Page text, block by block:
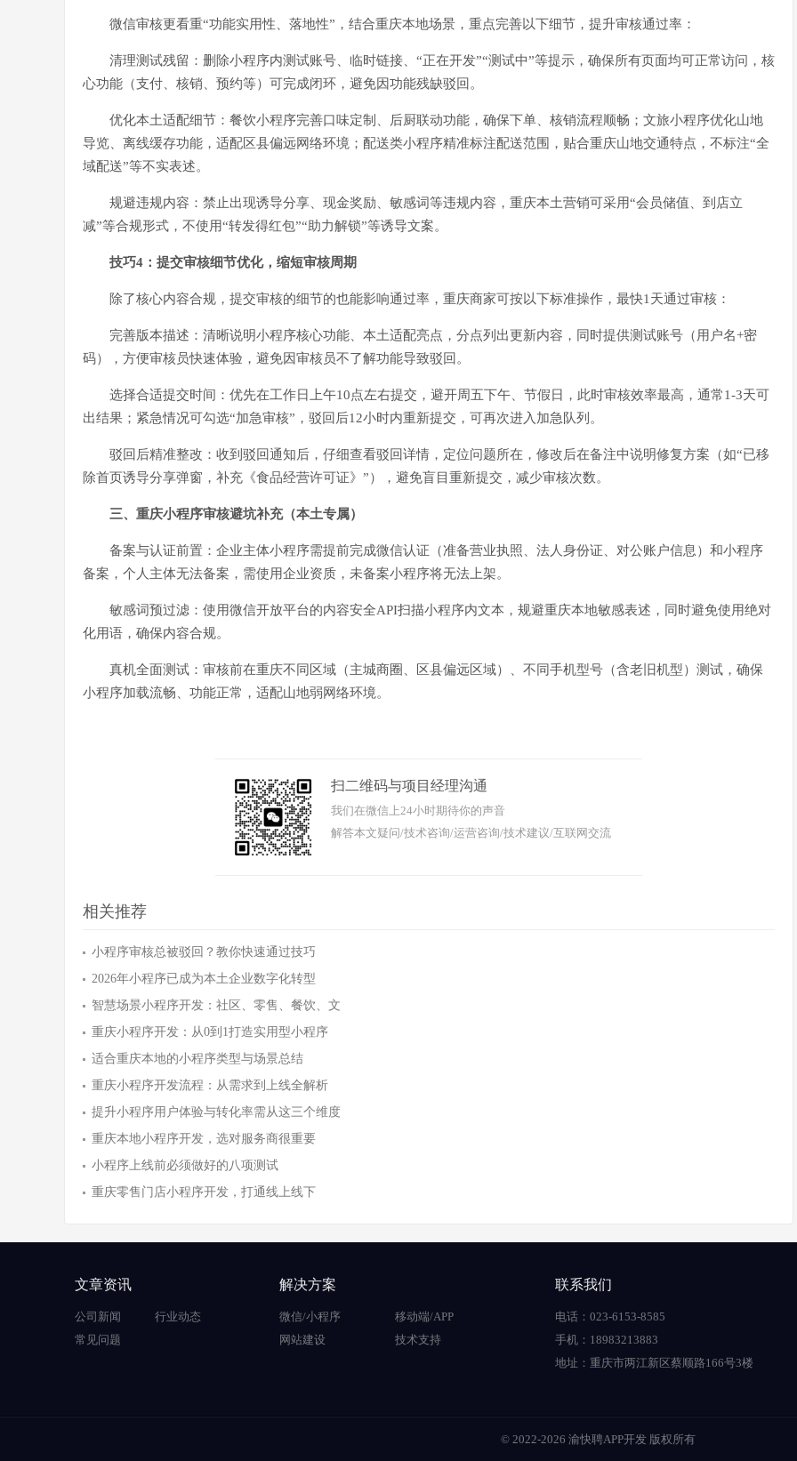
微信审核更看重“功能实用性、落地性”，结合重庆本地场景，重点完善以下细节，提升审核通过率：
清理测试残留：删除小程序内测试账号、临时链接、“正在开发”“测试中”等提示，确保所有页面均可正常访问，核
心功能（支付、核销、预约等）可完成闭环，避免因功能残缺驳回。
优化本土适配细节：餐饮小程序完善口味定制、后厨联动功能，确保下单、核销流程顺畅；文旅小程序优化山地
导览、离线缓存功能，适配区县偏远网络环境；配送类小程序精准标注配送范围，贴合重庆山地交通特点，不标注“全
域配送”等不实表述。
规避违规内容：禁止出现诱导分享、现金奖励、敏感词等违规内容，重庆本土营销可采用“会员储值、到店立
减”等合规形式，不使用“转发得红包”“助力解锁”等诱导文案。
技巧4：提交审核细节优化，缩短审核周期
除了核心内容合规，提交审核的细节的也能影响通过率，重庆商家可按以下标准操作，最快1天通过审核：
完善版本描述：清晰说明小程序核心功能、本土适配亮点，分点列出更新内容，同时提供测试账号（用户名+密
码），方便审核员快速体验，避免因审核员不了解功能导致驳回。
选择合适提交时间：优先在工作日上午10点左右提交，避开周五下午、节假日，此时审核效率最高，通常1-3天可
出结果；紧急情况可勾选“加急审核”，驳回后12小时内重新提交，可再次进入加急队列。
驳回后精准整改：收到驳回通知后，仔细查看驳回详情，定位问题所在，修改后在备注中说明修复方案（如“已移
除首页诱导分享弹窗，补充《食品经营许可证》”），避免盲目重新提交，减少审核次数。
三、重庆小程序审核避坑补充（本土专属）
备案与认证前置：企业主体小程序需提前完成微信认证（准备营业执照、法人身份证、对公账户信息）和小程序
备案，个人主体无法备案，需使用企业资质，未备案小程序将无法上架。
敏感词预过滤：使用微信开放平台的内容安全API扫描小程序内文本，规避重庆本地敏感表述，同时避免使用绝对
化用语，确保内容合规。
真机全面测试：审核前在重庆不同区域（主城商圈、区县偏远区域）、不同手机型号（含老旧机型）测试，确保
小程序加载流畅、功能正常，适配山地弱网络环境。
扫二维码与项目经理沟通
我们在微信上24小时期待你的声音
解答本文疑问/技术咨询/运营咨询/技术建议/互联网交流
相关推荐
小程序审核总被驳回？教你快速通过技巧
2026年小程序已成为本土企业数字化转型
智慧场景小程序开发：社区、零售、餐饮、文
重庆小程序开发：从0到1打造实用型小程序
适合重庆本地的小程序类型与场景总结
重庆小程序开发流程：从需求到上线全解析
提升小程序用户体验与转化率需从这三个维度
重庆本地小程序开发，选对服务商很重要
小程序上线前必须做好的八项测试
重庆零售门店小程序开发，打通线上线下
文章资讯
公司新闻
行业动态
常见问题
解决方案
微信/小程序
移动端/APP
网站建设
技术支持
联系我们
电话：023-6153-8585
手机：18983213883
地址：重庆市两江新区蔡顺路166号3楼
© 2022-2026 渝快聘APP开发 版权所有